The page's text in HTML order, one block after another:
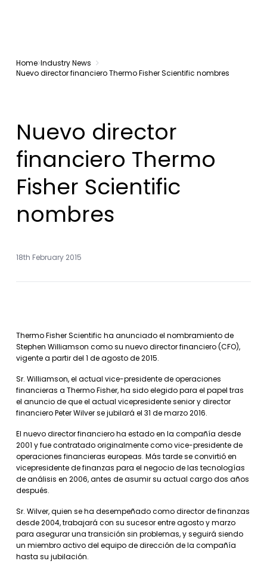
Home Industry News
Nuevo director financiero Thermo Fisher Scientific nombres
Nuevo director
financiero Thermo
Fisher Scientific
nombres
18th February 2015
Thermo Fisher Scientific ha anunciado el nombramiento de
Stephen Williamson como su nuevo director financiero (CFO),
vigente a partir del 1 de agosto de 2015.
Sr. Williamson, el actual vice-presidente de operaciones
financieras a Thermo Fisher, ha sido elegido para el papel tras
el anuncio de que el actual vicepresidente senior y director
financiero Peter Wilver se jubilará el 31 de marzo 2016.
El nuevo director financiero ha estado en la compañía desde
2001 y fue contratado originalmente como vice-presidente de
operaciones financieras europeas. Más tarde se convirtió en
vicepresidente de finanzas para el negocio de las tecnologías
de análisis en 2006, antes de asumir su actual cargo dos años
después.
Sr. Wilver, quien se ha desempeñado como director de finanzas
desde 2004, trabajará con su sucesor entre agosto y marzo
para asegurar una transición sin problemas, y seguirá siendo
un miembro activo del equipo de dirección de la compañía
hasta su jubilación.